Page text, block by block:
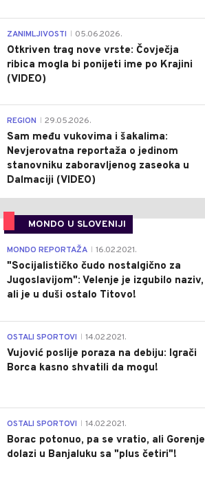
ZANIMLJIVOSTI 05.06.2026.
Otkriven trag nove vrste: Čovječja
ribica mogla bi ponijeti ime po Krajini
(VIDEO)
REGION 29.05.2026.
Sam među vukovima i šakalima:
Nevjerovatna reportaža o jedinom
stanovniku zaboravljenog zaseoka u
Dalmaciji (VIDEO)
MONDO U SLOVENIJI
MONDO REPORTAŽA 16.02.2021.
"Socijalističko čudo nostalgično za
Jugoslavijom": Velenje je izgubilo naziv,
ali je u duši ostalo Titovo!
OSTALI SPORTOVI 14.02.2021.
Vujović poslije poraza na debiju: Igrači
Borca kasno shvatili da mogu!
OSTALI SPORTOVI 14.02.2021.
Borac potonuo, pa se vratio, ali Gorenje
dolazi u Banjaluku sa "plus četiri"!